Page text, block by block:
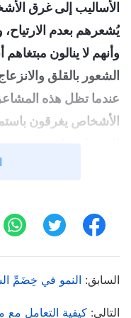
الأساليب إلى غرق
يُشعرهم بعدم الارتياح،
وأنهم لا ينالون
الشعور بالقلق
عندما تظل هذه
الأشخاص يغرقون
دونهم، وأن الله يعتني
لماذا لا تأتي الأشياء
أطلبه هو مرة واحدة!"
الخاطئة في التفكير
والسيء؛ وعندما تقع
السابق: النمو في خِضَمِّ
التالي: كيفية التعامل مع